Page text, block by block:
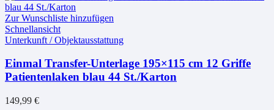
Zur Wunschliste hinzufügen
Schnellansicht
Unterkunft / Objektausstattung
Einmal Transfer-Unterlage 195×115 cm 12 Griffe
Patientenlaken blau 44 St./Karton
149,99 €